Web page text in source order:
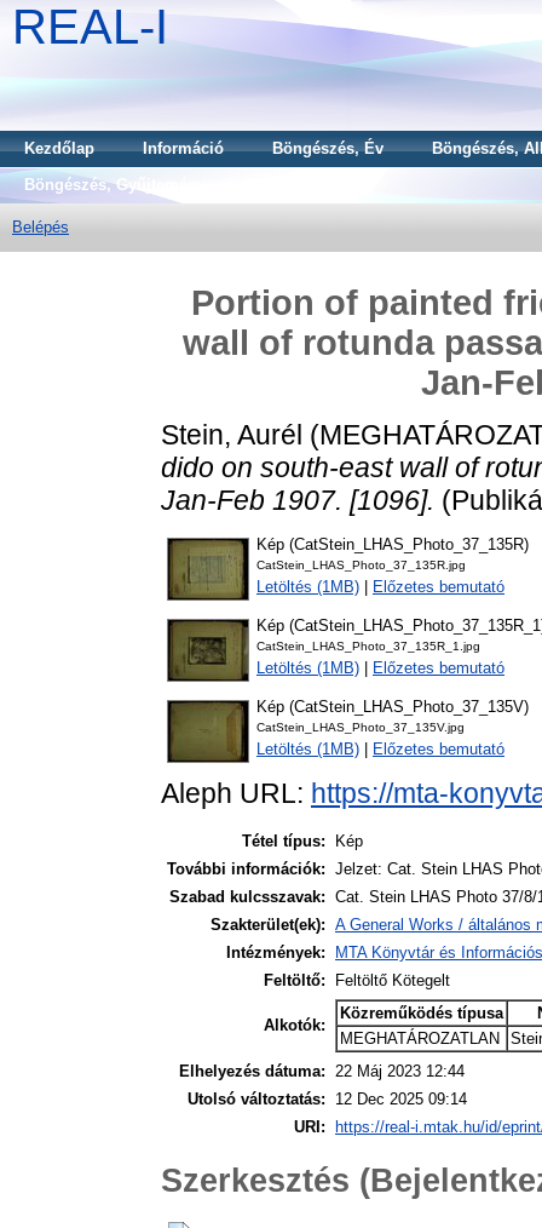
REAL-I
Kezdőlap Információ Böngészés, Év
Böngészés,
Böngészés, Gyűjtemény
Belépés
Portion of painted
wall of rotunda
Jan-
Stein, Aurél
dido on south-east wall of
Jan-Feb 1907. [1096].
Kép (CatStein_LHAS_Photo_37_135R)
CatStein_LHAS_Photo_37_135R.jpg
Letöltés (1MB) Előzetes bemutató
Kép
CatStein_LHAS_Photo_37_135R_1.jpg
Letöltés (1MB) Előzetes bemutató
Kép (CatStein_LHAS_Photo_37_135V)
CatStein_LHAS_Photo_37_135V.jpg
Letöltés (1MB) Előzetes bemutató
Aleph URL: https://mta-
Tétel típus:
Kép
További információk: Jelzet: Cat. Stein LHAS
Szabad kulcsszavak: Cat. Stein LHAS Photo 37/8/
Szakterület(ek): A General Works / általános
Intézmények:
MTA Könyvtár és
Feltöltő:
Feltöltő Kötegelt
Alkotók:
Közreműködés típusa
MEGHATÁROZATLAN
Elhelyezés dátuma: 22 Máj 2023 12:44
Utolsó változtatás:
12 Dec 2025 09:14
URI:
https://real-i.mtak.hu/id/
Szerkesztés